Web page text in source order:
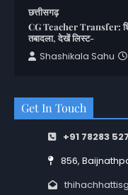
छत्तीसगढ़
CG Teacher Transfer:
तबादला, देखें लिस्ट-
Shashikala Sahu
Get In Touch
+91 78283
856,